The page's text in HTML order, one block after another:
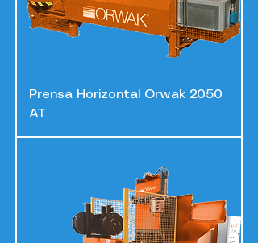
Prensa Horizontal Orwak 2050
AT